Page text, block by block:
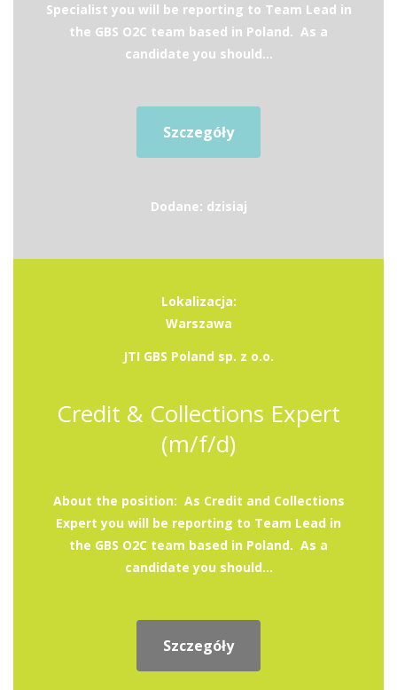
Specialist you will be reporting to Team Lead in
the GBS O2C team based in Poland. As a
candidate you should...
Szczegóły
Dodane: dzisiaj
Lokalizacja:
Warszawa
JTI GBS Poland sp. z o.o.
Credit & Collections Expert
(m/f/d)
About the position: As Credit and Collections
Expert you will be reporting to Team Lead in
the GBS O2C team based in Poland. As a
candidate you should...
Szczegóły